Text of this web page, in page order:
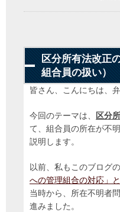
区分所有法改正
組合員の扱い）
皆さん、こんにちは、
今回のテーマは、 区分
て、組合員の所在が不
説明します。
以前、私もこのブログ
への管理組合の対応」
当時から、所在不明者
進みました。